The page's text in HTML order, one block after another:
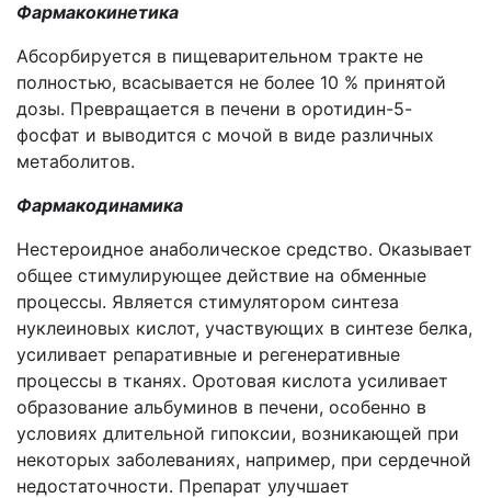
Фармакокинетика
Абсорбируется в пищеварительном тракте не
полностью, всасывается не более 10 % принятой
дозы. Превращается в печени в оротидин-5-
фосфат и выводится с мочой в виде различных
метаболитов.
Фармакодинамика
Нестероидное анаболическое средство. Оказывает
общее стимулирующее действие на обменные
процессы. Является стимулятором синтеза
нуклеиновых кислот, участвующих в синтезе белка,
усиливает репаративные и регенеративные
процессы в тканях. Оротовая кислота усиливает
образование альбуминов в печени, особенно в
условиях длительной гипоксии, возникающей при
некоторых заболеваниях, например, при сердечной
недостаточности. Препарат улучшает